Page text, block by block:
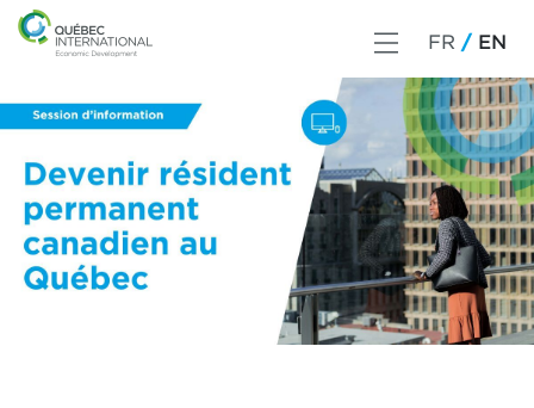
FR EN